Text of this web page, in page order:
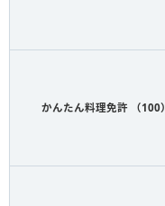
かんたん料理免許 （100）